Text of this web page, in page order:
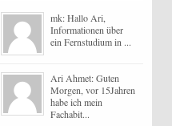
mk: Hallo Ari,
Informationen über
ein Fernstudium in ...
Ari Ahmet: Guten
Morgen, vor 15Jahren
habe ich mein
Fachabit...